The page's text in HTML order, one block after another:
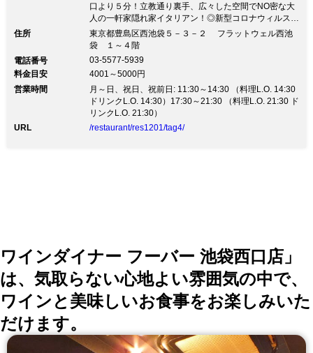
口より５分！立教通り裏手、広々した空間でNO密な大
人の一軒家隠れ家イタリアン！◎新型コロナウィルスに
対する対策 弊店ではコロナウィルス対策として、アル
コールなど店内各所に設置しております。どうぞご自由
適切な換気に心掛け、お席の空間などもできる限り広め
にお取りしてご安心してお食事していただけるよう配慮
しております。 ☆2020年10月12日 店内全てに施設全
体をあらかじめ抗菌する【抗ウィルス・抗菌対策のキノ
シールド】を施工しました。
住所
東京都豊島区西池袋５－３－２ フラットウェル西池
袋 １～４階
電話番号
03-5577-5939
料金目安
4001～5000円
営業時間
月～日、祝日、祝前日: 11:30～14:30 （料理L.O. 14:30
ドリンクL.O. 14:30）17:30～21:30 （料理L.O. 21:30 ド
リンクL.O. 21:30）
URL
/restaurant/res1201/tag4/
ワインダイナー フーバー 池袋西口店」
は、気取らない心地よい雰囲気の中で、
ワインと美味しいお食事をお楽しみいた
だけます。